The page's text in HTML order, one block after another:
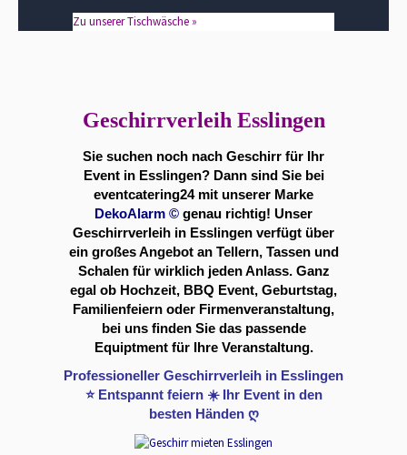
Zu unserer Tischwäsche »
Geschirrverleih Esslingen
Sie suchen noch nach Geschirr für Ihr
Event in Esslingen? Dann sind Sie bei
eventcatering24 mit unserer Marke
DekoAlarm © genau richtig! Unser
Geschirrverleih in Esslingen verfügt über
ein großes Angebot an Tellern, Tassen und
Schalen für wirklich jeden Anlass. Ganz
egal ob Hochzeit, BBQ Event, Geburtstag,
Familienfeiern oder Firmenveranstaltung,
bei uns finden Sie das passende
Equiptment für Ihre Veranstaltung.
Professioneller Geschirrverleih in Esslingen
⭐ Entspannt feiern ☀️ Ihr Event in den
besten Händen ღ